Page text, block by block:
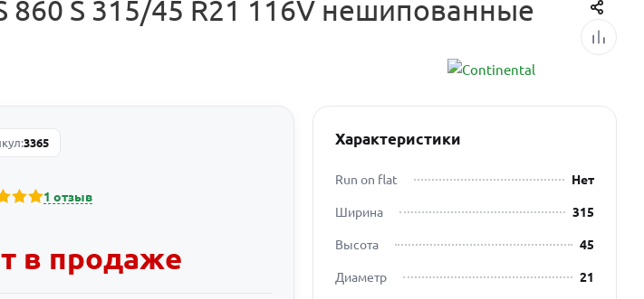
S 315/45 R21 116V нешипованные
3365
1 отзыв
в продаже
Характеристики
Run on flat
Нет
Ширина
315
Высота
45
Диаметр
21